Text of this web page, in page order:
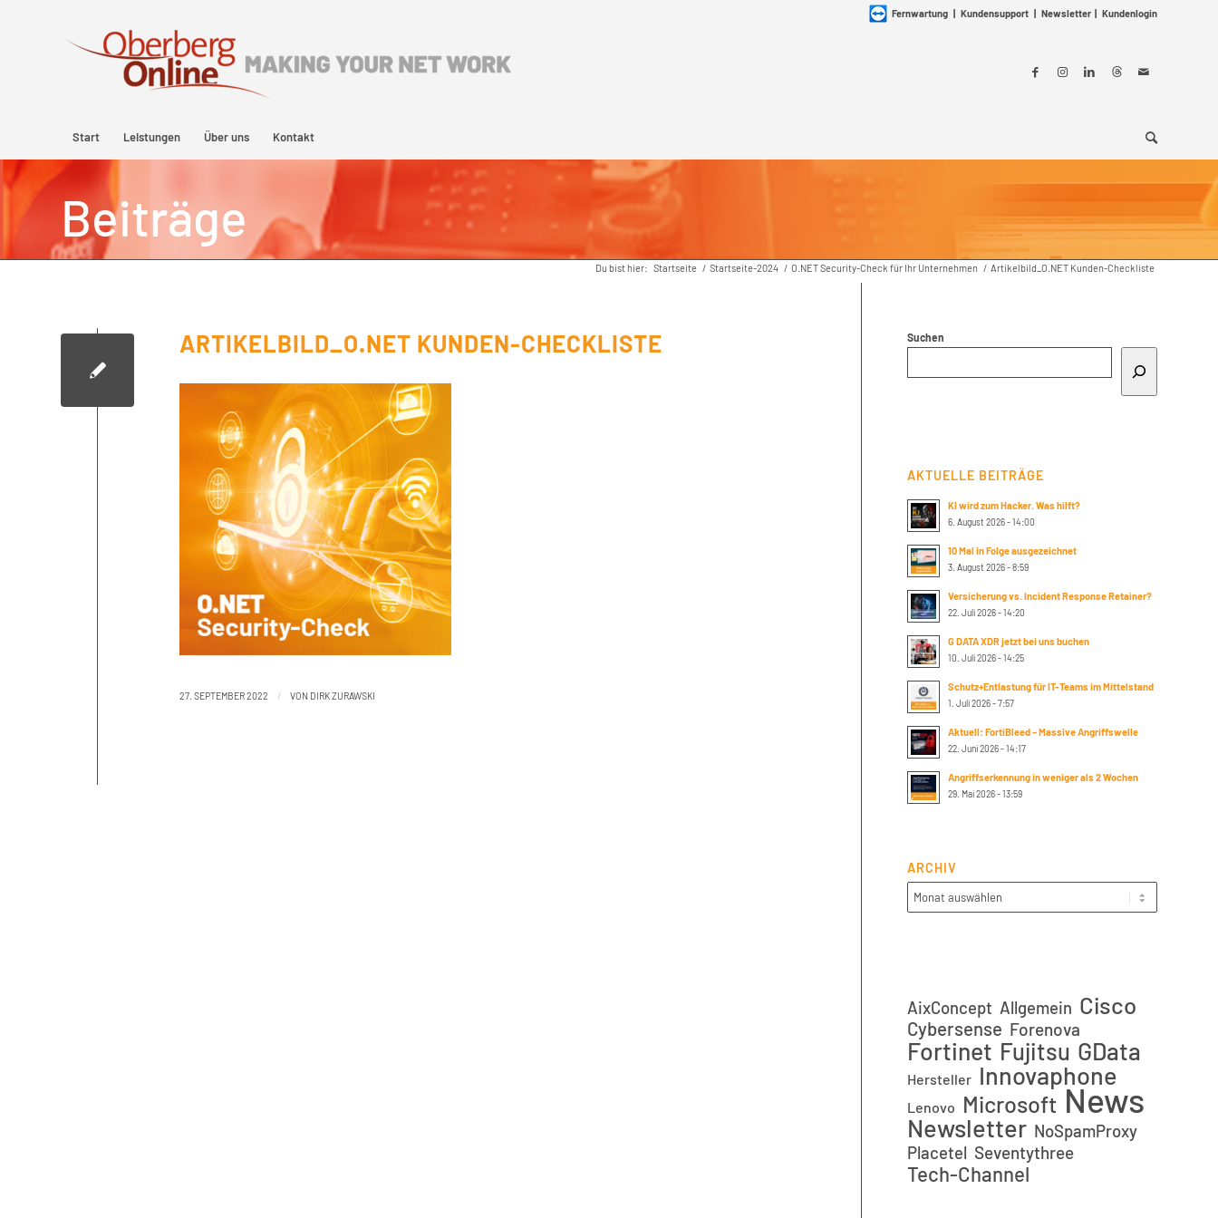
Fernwartung | Kundensupport | Newsletter | Kundenlogin
Start Leistungen Über uns Kontakt
Beiträge
Du bist hier: Startseite / Startseite-2024 / O.NET Security-Check für Ihr Unternehmen / Artikelbild_O.NET Kunden-Checkliste
ARTIKELBILD_O.NET KUNDEN-CHECKLISTE
27. SEPTEMBER 2022 / VON DIRK ZURAWSKI
Suchen
AKTUELLE BEITRÄGE
KI wird zum Hacker. Was hilft?
6. August 2026 - 14:00
10 Mal in Folge ausgezeichnet
3. August 2026 - 8:59
Versicherung vs. Incident Response Retainer?
22. Juli 2026 - 14:20
G DATA XDR jetzt bei uns buchen
10. Juli 2026 - 14:25
Schutz+Entlastung für IT-Teams im Mittelstand
1. Juli 2026 - 7:57
Aktuell: FortiBleed – Massive Angriffswelle
22. Juni 2026 - 14:17
Angriffserkennung in weniger als 2 Wochen
29. Mai 2026 - 13:59
ARCHIV
AixConcept Allgemein Cisco
Cybersense Forenova
Fortinet Fujitsu GData
Hersteller Innovaphone
Lenovo Microsoft News
Newsletter NoSpamProxy
Placetel Seventythree
Tech-Channel